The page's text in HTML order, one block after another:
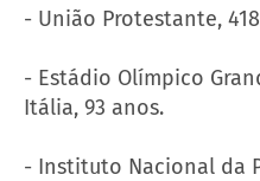
- União Protestante,
- Estádio Olímpico
Itália, 93 anos.
- Instituto Nacional da